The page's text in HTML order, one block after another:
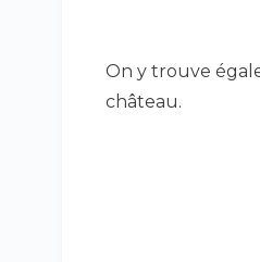
On y trouve
château.